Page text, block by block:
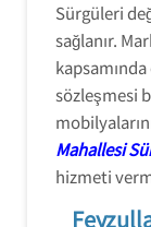
Sürgüleri
sağlanır.
sözleşmesi
Mahallesi
hizmeti